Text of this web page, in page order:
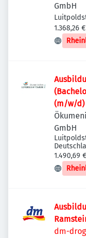
GmbH
1.368,26
(m/w/d)
GmbH
1.490,69
dm-